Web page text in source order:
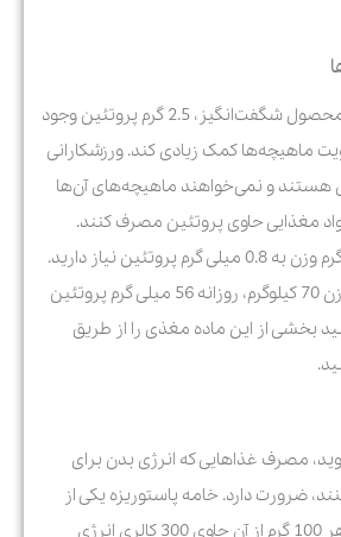
در هر 100 گرم از این محصول شگفت‌انگیز، 2.5 گرم پروتئین وجود
ماهیچه‌ها کمک زیادی کند. ورزشکارانی
هستند و نمی‌خواهند ماهیچه‌های آن‌ها
مغذایی حاوی پروتئین مصرف کنند.
روزانه به ازای هر کیلوگرم وزن به 0.8 میلی گرم پروتئین نیاز دارید.
برای مثال یک فرد با وزن 70 کیلوگرم، روزانه 56 میلی گرم پروتئین
بخشی از این ماده مغذی را از طریق
مصرف غذاهایی که انرژی بدن برای
ضرورت دارد. خامه پاستوریزه یکی از
همین غذاهاست که هر 100 گرم از آن حاوی 300 کالری انرژی